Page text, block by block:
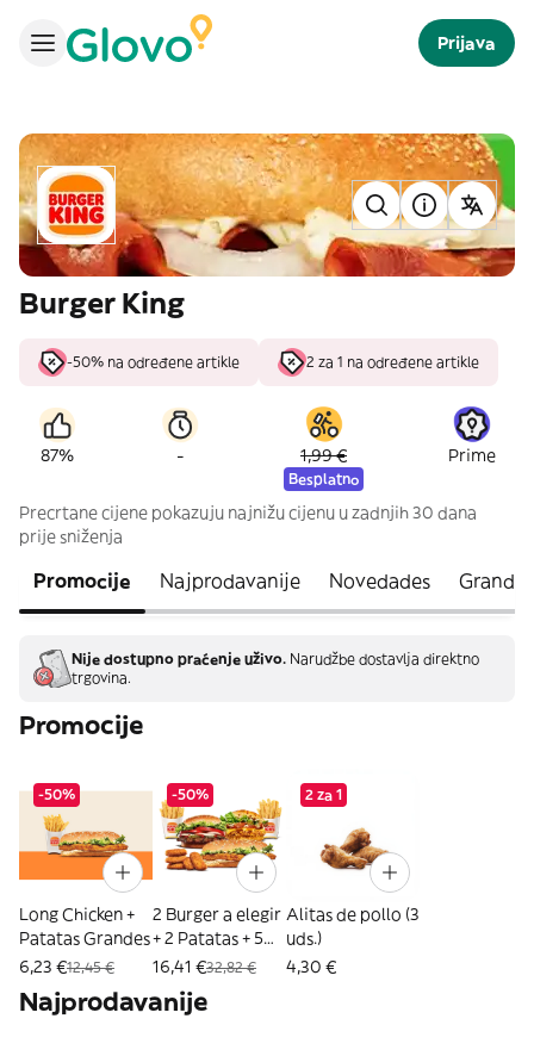
Prijava
Burger King
-50% na određene artikle 2 za 1 na određene artikle
87% - 1,99 €
Besplatno
Prime
Precrtane cijene pokazuju najnižu cijenu u zadnjih 30 dana
prije sniženja
Promocije Najprodavanije Novedades Grand
Nije dostupno praćenje uživo. Narudžbe dostavlja direktno
trgovina.
Promocije
-50%
Long Chicken +
Patatas Grandes
6,23 €12,45 €
-50%
2 Burger a elegir
+ 2 Patatas + 5
Nuggets
16,41 €32,82 €
2 za 1
Alitas de pollo (3
uds.)
4,30 €
Najprodavanije